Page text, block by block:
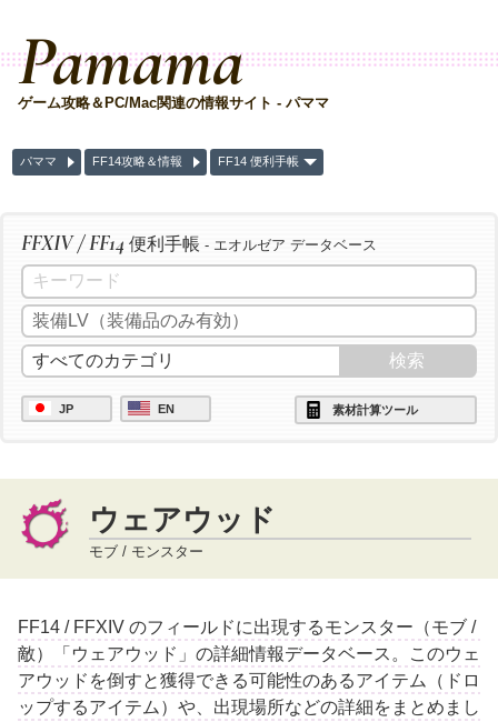
Pamama
ゲーム攻略＆PC/Mac関連の情報サイト - パママ
パママ FF14攻略＆情報 FF14 便利手帳
FFXIV / FF14 便利手帳 - エオルゼア データベース
JP EN 素材計算ツール
ウェアウッド
モブ / モンスター
FF14 / FFXIV のフィールドに出現するモンスター（モブ /
敵）「ウェアウッド」の詳細情報データベース。このウェ
アウッドを倒すと獲得できる可能性のあるアイテム（ドロ
ップするアイテム）や、出現場所などの詳細をまとめまし